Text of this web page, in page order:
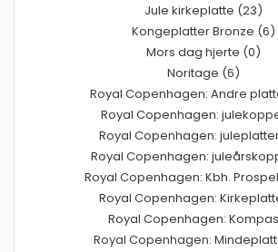
Jule kirkeplatte (23)
Kongeplatter Bronze (6)
Mors dag hjerte (0)
Noritage (6)
Royal Copenhagen: Andre
Royal Copenhagen:
Royal Copenhagen:
Royal Copenhagen:
Royal Copenhagen: Kbh.
Royal Copenhagen:
Royal Copenhagen:
Royal Copenhagen: